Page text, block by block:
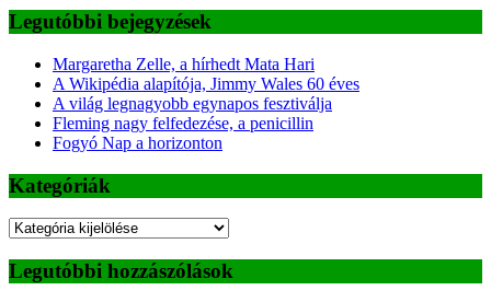
Legutóbbi bejegyzések
Margaretha Zelle, a hírhedt Mata Hari
A Wikipédia alapítója, Jimmy Wales 60 éves
A világ legnagyobb egynapos fesztiválja
Fleming nagy felfedezése, a penicillin
Fogyó Nap a horizonton
Kategóriák
Kategóriák
Legutóbbi hozzászólások